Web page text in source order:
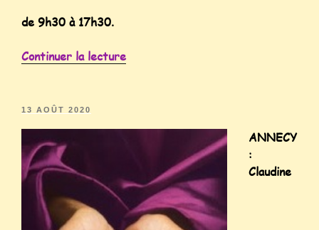
de 9h30 à 17h30.
Continuer la lecture
13 AOÛT 2020
ANNECY
:
Claudine